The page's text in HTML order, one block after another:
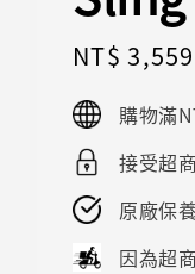
Sale
price
NT$ 3,559
購物滿
接受超
原廠保養
因為超